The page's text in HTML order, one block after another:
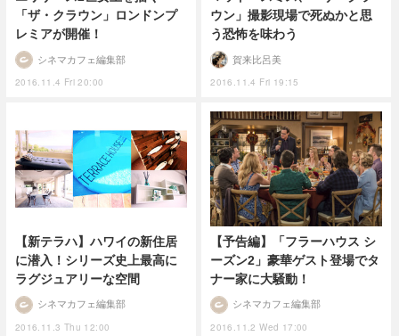
「ザ・クラウン」ロンドンプ
レミアが開催！
2016.11.4 Fri 20:00
シネマカフェ編集部
ウン」撮影現場で死ぬかと思
う恐怖を味わう
2016.11.4 Fri 19:15
賀来比呂美
【新テラハ】ハワイの新住居
に潜入！シリーズ史上最高に
ラグジュアリーな空間
2016.11.3 Thu 12:00
シネマカフェ編集部
【予告編】「フラーハウス シ
ーズン2」豪華ゲスト登場でタ
ナー家に大騒動！
2016.11.2 Wed 17:00
シネマカフェ編集部